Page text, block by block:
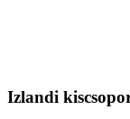
Izlandi